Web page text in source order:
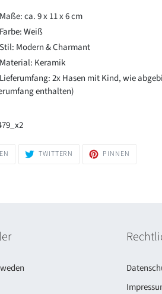
ca. 9 x 11 x 6 cm
Weiß
Modern & Charmant
Keramik
2x Hasen mit Kind, wie
enthalten)
FACEBOOK
TWITTERN
TWITTER
PINNEN